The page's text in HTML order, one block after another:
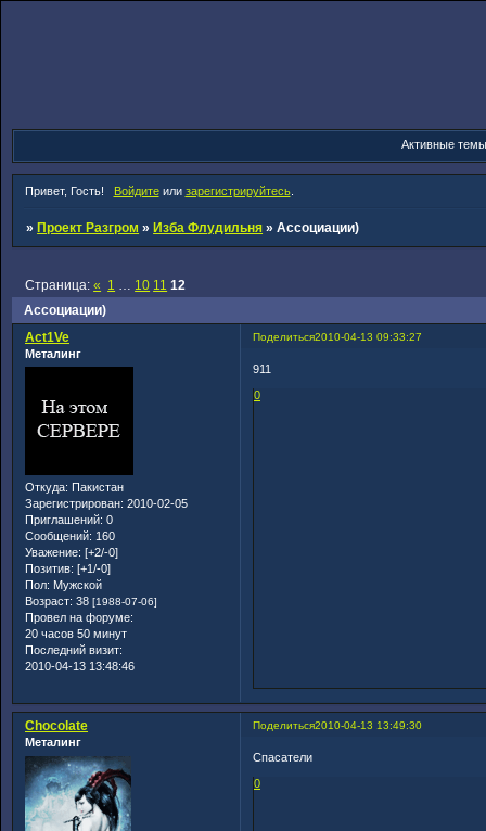
Активные темы
Привет, Гость! Войдитеили зарегистрируйтесь.
»Проект Разгром »Изба Флудильня »Ассоциации)
Ассоциации)
Страница:« 1 … 10 11 12
Поделиться2010-04-13 09:33:27
Act1Ve
Металинг
Откуда: Пакистан
Зарегистрирован: 2010-02-05
Приглашений: 0
Сообщений: 160
Уважение: [+2/-0]
Позитив: [+1/-0]
Пол: Мужской
Возраст: 38 [1988-07-06]
Провел на форуме:
20 часов 50 минут
Последний визит:
2010-04-13 13:48:46
911
0
Поделиться2010-04-13 13:49:30
Chocolate
Металинг
Спасатели
0